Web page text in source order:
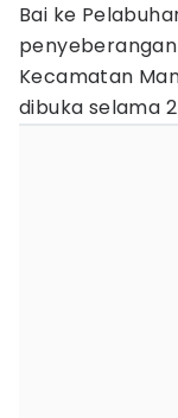
Bai ke
Kecamatan
dibuka selama